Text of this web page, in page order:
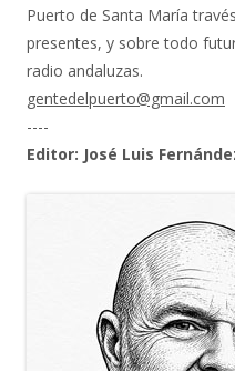
Puerto de Santa María
presentes, y sobre todo
radio andaluzas.
gentedelpuerto@gmail.com
----
Editor: José Luis